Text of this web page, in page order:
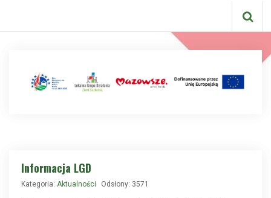
Informacja LGD
Kategoria: Aktualności Odsłony: 3571